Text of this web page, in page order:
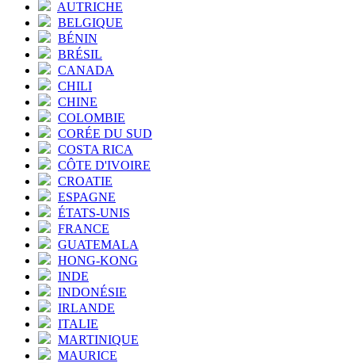
AUTRICHE
BELGIQUE
BÉNIN
BRÉSIL
CANADA
CHILI
CHINE
COLOMBIE
CORÉE DU SUD
COSTA RICA
CÔTE D'IVOIRE
CROATIE
ESPAGNE
ÉTATS-UNIS
FRANCE
GUATEMALA
HONG-KONG
INDE
INDONÉSIE
IRLANDE
ITALIE
MARTINIQUE
MAURICE